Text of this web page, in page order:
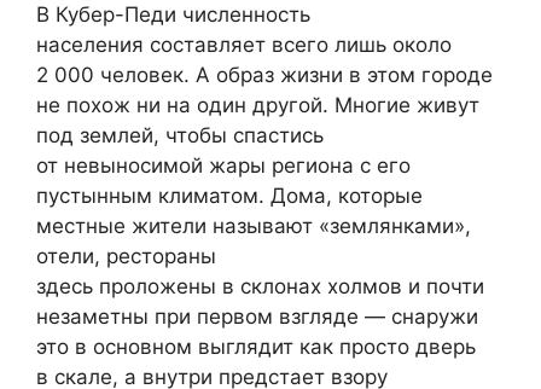
В Кубер-Педи численность
населения составляет всего лишь около
2 000 человек. А образ жизни в этом городе
не похож ни на один другой. Многие живут
под землей, чтобы спастись
от невыносимой жары региона с его
пустынным климатом. Дома, которые
местные жители называют «землянками»,
отели, рестораны
здесь проложены в склонах холмов и почти
незаметны при первом взгляде — снаружи
это в основном выглядит как просто дверь
в скале, а внутри предстает взору